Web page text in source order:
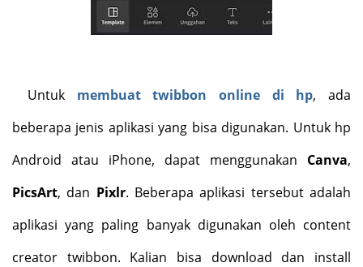
Untuk membuat twibbon online di hp, ada
beberapa jenis aplikasi yang bisa digunakan. Untuk hp
Android atau iPhone, dapat menggunakan Canva,
PicsArt, dan Pixlr. Beberapa aplikasi tersebut adalah
aplikasi yang paling banyak digunakan oleh content
creator twibbon. Kalian bisa download dan install